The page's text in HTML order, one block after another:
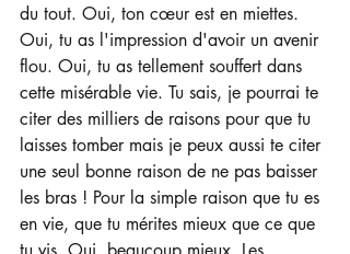
du tout. Oui, ton cœur est en miettes.
Oui, tu as l'impression d'avoir un avenir
flou. Oui, tu as tellement souffert dans
cette misérable vie. Tu sais, je pourrai te
citer des milliers de raisons pour que tu
laisses tomber mais je peux aussi te citer
une seul bonne raison de ne pas baisser
les bras ! Pour la simple raison que tu es
en vie, que tu mérites mieux que ce que